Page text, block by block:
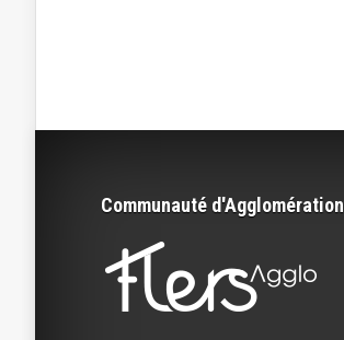
Communauté d'Agglomération